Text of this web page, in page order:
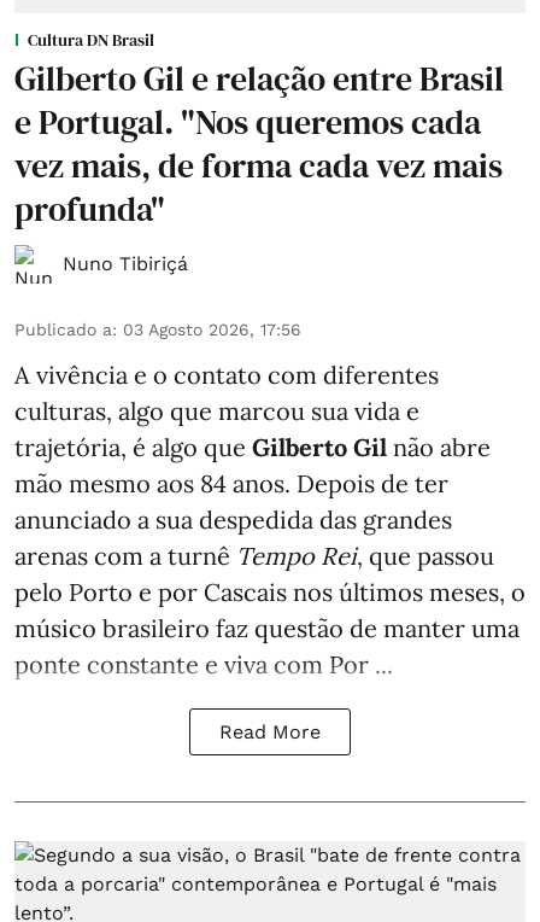
Cultura DN Brasil
Gilberto Gil e relação entre Brasil
e Portugal. "Nos queremos cada
vez mais, de forma cada vez mais
profunda"
Nuno Tibiriçá
Publicado a: 03 Agosto 2026, 17:56
A vivência e o contato com diferentes
culturas, algo que marcou sua vida e
trajetória, é algo que Gilberto Gil não abre
mão mesmo aos 84 anos. Depois de ter
anunciado a sua despedida das grandes
arenas com a turnê Tempo Rei, que passou
pelo Porto e por Cascais nos últimos meses, o
músico brasileiro faz questão de manter uma
ponte constante e viva com Por ...
Read More